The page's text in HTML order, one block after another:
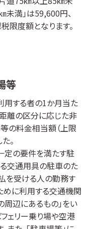
未満」は59,600円、
限度額となります。
等
する者の1か月当た
離の区分に応じた非
の料金相当額（上限
。
定の要件を満たす駐
る交通用具の駐車のた
を受ける人の勤務す
に利用する交通機関
周辺にあるもの」をい
フェリー乗り場や空港